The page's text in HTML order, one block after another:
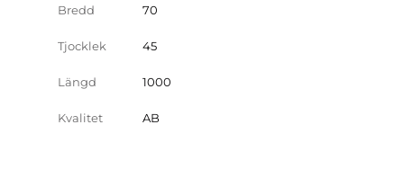
Bredd 70
Tjocklek 45
Längd 1000
Kvalitet AB